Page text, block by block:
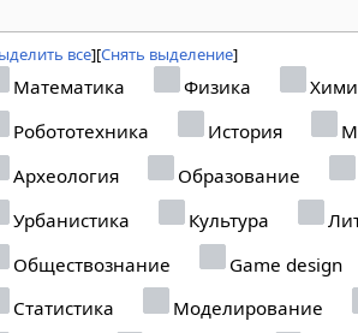
все Снять выделение
Математика Физика
Робототехника
История
Археология
Образование
Урбанистика
Культура
Обществознание
Game design
Статистика
Моделирование